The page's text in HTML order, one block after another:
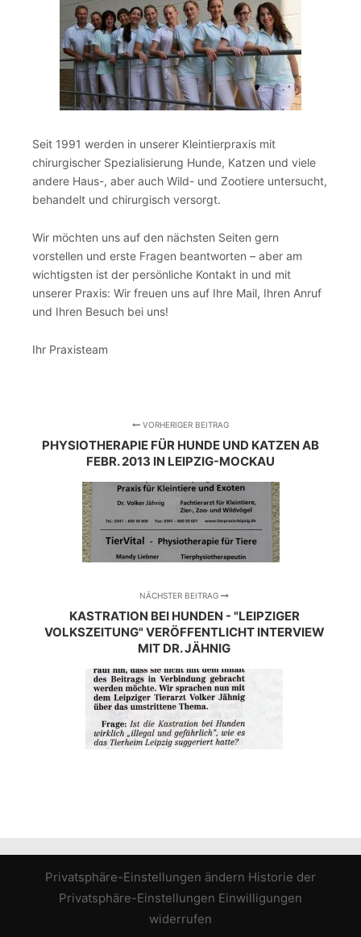
Seit 1991 werden in unserer Kleintierpraxis mit
chirurgischer Spezialisierung Hunde, Katzen und viele
andere Haus-, aber auch Wild- und Zootiere untersucht,
behandelt und chirurgisch versorgt.
Wir möchten uns auf den nächsten Seiten gern
vorstellen und erste Fragen beantworten – aber am
wichtigsten ist der persönliche Kontakt in und mit
unserer Praxis: Wir freuen uns auf Ihre Mail, Ihren Anruf
und Ihren Besuch bei uns!
Ihr Praxisteam
VORHERIGER BEITRAG
PHYSIOTHERAPIE FÜR HUNDE UND KATZEN AB
FEBR. 2013 IN LEIPZIG-MOCKAU
NÄCHSTER BEITRAG
KASTRATION BEI HUNDEN - "LEIPZIGER
VOLKSZEITUNG" VERÖFFENTLICHT INTERVIEW
MIT DR. JÄHNIG
Privatsphäre-Einstellungen ändern Historie der
Privatsphäre-Einstellungen Einwilligungen
widerrufen